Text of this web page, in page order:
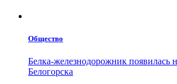
Общество
Белка-железнодорожник появилась
Белогорска